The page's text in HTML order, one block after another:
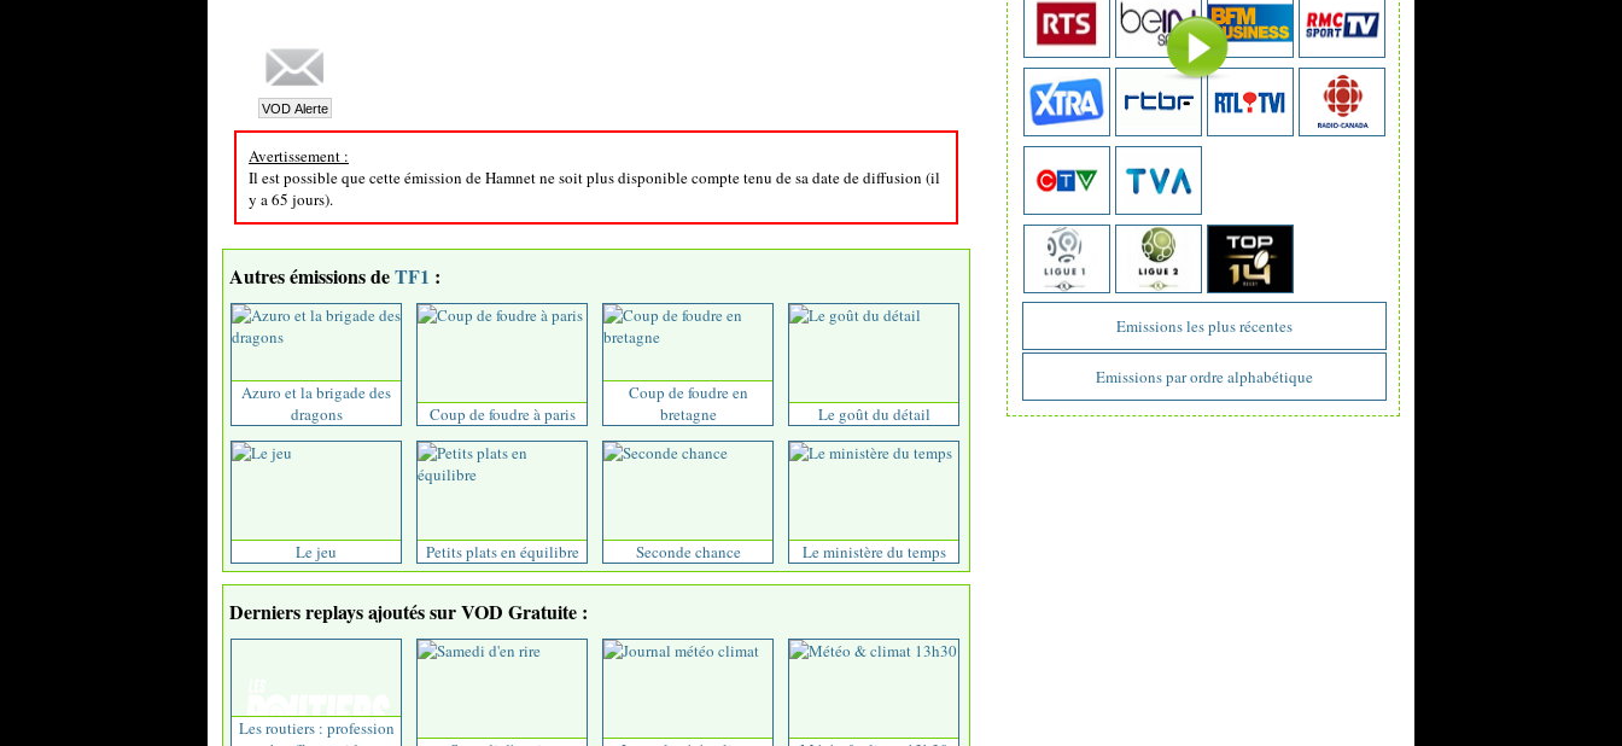
Emissions les plus récentes
Emissions par ordre alphabétique
Avertissement :
Il est possible que cette émission de Hamnet ne soit plus disponible compte tenu de sa date de diffusion (il
y a 65 jours).
Autres émissions deTF1 :
Azuro et la brigade des
dragons
Coup de foudre à paris
Coup de foudre en
bretagne
Le goût du détail
Le jeu Petits plats en équilibre Seconde chance Le ministère du temps
Derniers replays ajoutés sur VOD Gratuite :
Les routiers : profession